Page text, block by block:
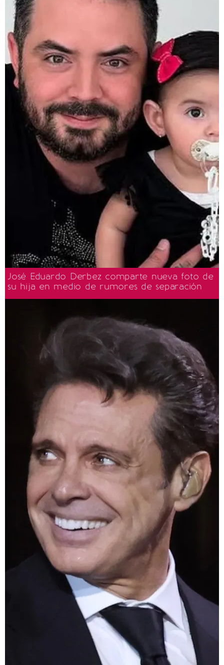
José Eduardo Derbez comparte nueva foto de
su hija en medio de rumores de separación